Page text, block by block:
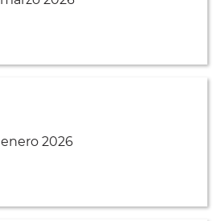
enero 2026